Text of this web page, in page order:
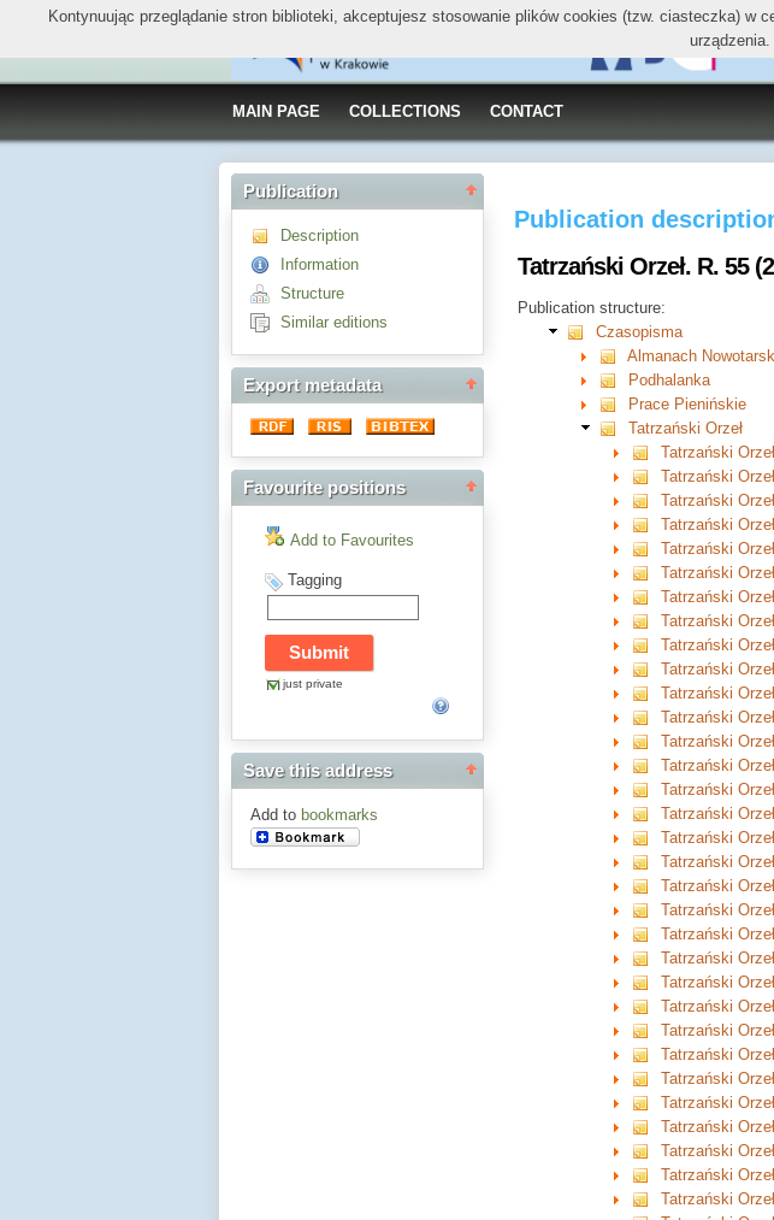
MAIN PAGE COLLECTIONS CONTACT
Publication
Description
Information
Structure
Similar editions
Export metadata
Favourite positions
Add to Favourites
Tagging
just private
Save this address
Add to bookmarks
Publication
Tatrzański Orzeł. R. 55
Publication structure:
Czasopisma
Almanach
Podhalanka
Prace Pienińskie
Tatrzański Orzeł
Tatrzański
Tatrzański
Tatrzański
Tatrzański
Tatrzański
Tatrzański
Tatrzański
Tatrzański
Tatrzański
Tatrzański
Tatrzański
Tatrzański
Tatrzański
Tatrzański
Tatrzański
Tatrzański
Tatrzański
Tatrzański
Tatrzański
Tatrzański
Tatrzański
Tatrzański
Tatrzański
Tatrzański
Tatrzański
Tatrzański
Tatrzański
Tatrzański
Tatrzański
Tatrzański
Tatrzański
Tatrzański
Kontynuując przeglądanie stron biblioteki, akceptujesz stosowanie plików cookies (tzw. ciasteczka)
urządzenia.